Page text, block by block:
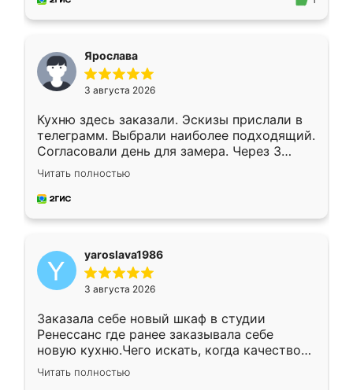
Ярослава
3 августа 2026
Кухню здесь заказали. Эскизы прислали в
телеграмм. Выбрали наиболее подходящий.
Согласовали день для замера. Через 3
недели кухня была уже готова. Остались
довольны работой. Спасибо Ренессанс
мебель за качественную работу!
Читать полностью
yaroslava1986
3 августа 2026
Заказала себе новый шкаф в студии
Ренессанс где ранее заказывала себе
новую кухню.Чего искать, когда качеством
вполне довольна. Служит кухня уже почти
два года, нареканий нет.
Читать полностью